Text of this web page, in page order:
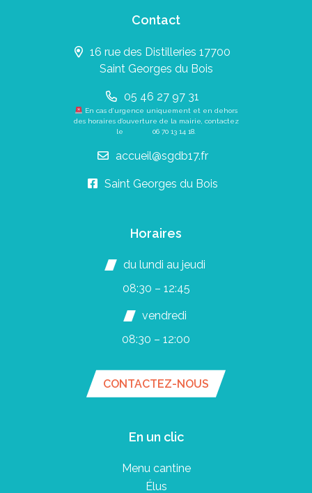
Contact
16 rue des Distilleries 17700
Saint Georges du Bois
05 46 27 97 31
En cas d’urgence uniquement et en dehors
des horaires d’ouverture de la mairie, contactez
le 06 70 13 14 18.
accueil@sgdb17.fr
Saint Georges du Bois
Horaires
du lundi au jeudi
08:30 – 12:45
vendredi
08:30 – 12:00
CONTACTEZ-NOUS
En un clic
Menu cantine
Élus